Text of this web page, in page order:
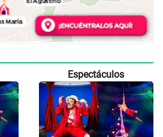
Espectáculos